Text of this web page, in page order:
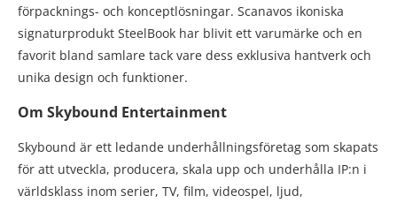
förpacknings- och konceptlösningar. Scanavos ikoniska
signaturprodukt SteelBook har blivit ett varumärke och en
favorit bland samlare tack vare dess exklusiva hantverk och
unika design och funktioner.
Om Skybound Entertainment
Skybound är ett ledande underhållningsföretag som skapats
för att utveckla, producera, skala upp och underhålla IP:n i
världsklass inom serier, TV, film, videospel, ljud,